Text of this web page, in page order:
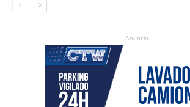
Anuncio